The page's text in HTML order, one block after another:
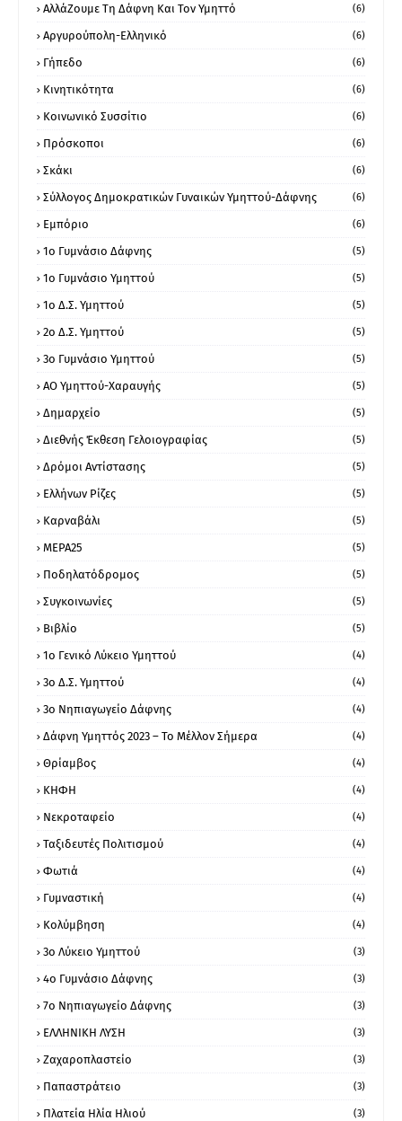
ΑλλάΖουμε Τη Δάφνη Και Τον Υμηττό (6)
Αργυρούπολη-Ελληνικό (6)
Γήπεδο (6)
Κινητικότητα (6)
Κοινωνικό Συσσίτιο (6)
Πρόσκοποι (6)
Σκάκι (6)
Σύλλογος Δημοκρατικών Γυναικών Υμηττού-Δάφνης (6)
Εμπόριο (6)
1ο Γυμνάσιο Δάφνης (5)
1ο Γυμνάσιο Υμηττού (5)
1ο Δ.Σ. Υμηττού (5)
2ο Δ.Σ. Υμηττού (5)
3ο Γυμνάσιο Υμηττού (5)
ΑΟ Υμηττού-Χαραυγής (5)
Δημαρχείο (5)
Διεθνής Έκθεση Γελοιογραφίας (5)
Δρόμοι Αντίστασης (5)
Ελλήνων Ρίζες (5)
Καρναβάλι (5)
ΜΕΡΑ25 (5)
Ποδηλατόδρομος (5)
Συγκοινωνίες (5)
Βιβλίο (5)
1ο Γενικό Λύκειο Υμηττού (4)
3ο Δ.Σ. Υμηττού (4)
3ο Νηπιαγωγείο Δάφνης (4)
Δάφνη Υμηττός 2023 – Το Μέλλον Σήμερα (4)
Θρίαμβος (4)
ΚΗΦΗ (4)
Νεκροταφείο (4)
Ταξιδευτές Πολιτισμού (4)
Φωτιά (4)
Γυμναστική (4)
Κολύμβηση (4)
3ο Λύκειο Υμηττού (3)
4ο Γυμνάσιο Δάφνης (3)
7ο Νηπιαγωγείο Δάφνης (3)
ΕΛΛΗΝΙΚΗ ΛΥΣΗ (3)
Ζαχαροπλαστείο (3)
Παπαστράτειο (3)
Πλατεία Ηλία Ηλιού (3)